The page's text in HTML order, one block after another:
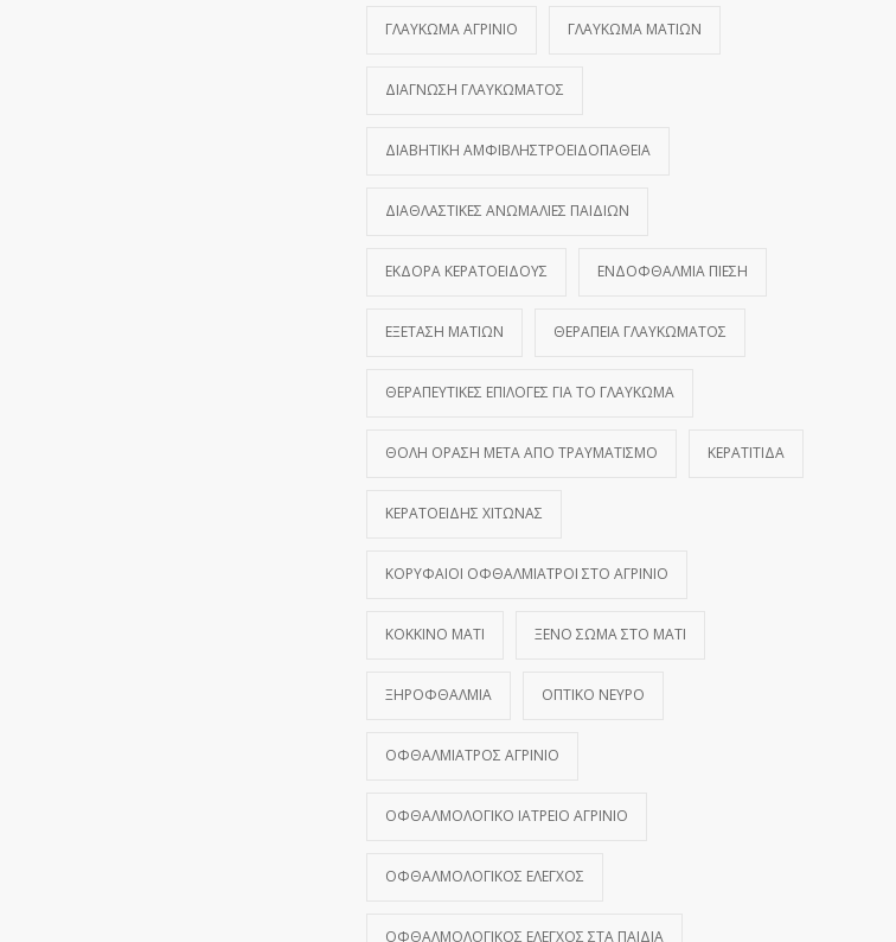
ΓΛΑΎΚΩΜΑ ΑΓΡΊΝΙΟ ΓΛΑΎΚΩΜΑ ΜΑΤΙΏΝ
ΔΙΆΓΝΩΣΗ ΓΛΑΥΚΏΜΑΤΟΣ
ΔΙΑΒΗΤΙΚΉ ΑΜΦΙΒΛΗΣΤΡΟΕΙΔΟΠΆΘΕΙΑ
ΔΙΑΘΛΑΣΤΙΚΈΣ ΑΝΩΜΑΛΊΕΣ ΠΑΙΔΙΏΝ
ΕΚΔΟΡΆ ΚΕΡΑΤΟΕΙΔΟΎΣ ΕΝΔΟΦΘΆΛΜΙΑ ΠΊΕΣΗ
ΕΞΈΤΑΣΗ ΜΑΤΙΏΝ ΘΕΡΑΠΕΊΑ ΓΛΑΥΚΏΜΑΤΟΣ
ΘΕΡΑΠΕΥΤΙΚΈΣ ΕΠΙΛΟΓΈΣ ΓΙΑ ΤΟ ΓΛΑΎΚΩΜΑ
ΘΟΛΉ ΌΡΑΣΗ ΜΕΤΆ ΑΠΌ ΤΡΑΥΜΑΤΙΣΜΌ ΚΕΡΑΤΊΤΙΔΑ
ΚΕΡΑΤΟΕΙΔΉΣ ΧΙΤΏΝΑΣ
ΚΟΡΥΦΑΊΟΙ ΟΦΘΑΛΜΊΑΤΡΟΙ ΣΤΟ ΑΓΡΊΝΙΟ
ΚΌΚΚΙΝΟ ΜΆΤΙ ΞΈΝΟ ΣΏΜΑ ΣΤΟ ΜΆΤΙ
ΞΗΡΟΦΘΑΛΜΊΑ ΟΠΤΙΚΌ ΝΕΎΡΟ
ΟΦΘΑΛΜΊΑΤΡΟΣ ΑΓΡΊΝΙΟ
ΟΦΘΑΛΜΟΛΟΓΙΚΌ ΙΑΤΡΕΊΟ ΑΓΡΊΝΙΟ
ΟΦΘΑΛΜΟΛΟΓΙΚΌΣ ΈΛΕΓΧΟΣ
ΟΦΘΑΛΜΟΛΟΓΙΚΌΣ ΈΛΕΓΧΟΣ ΣΤΑ ΠΑΙΔΙΆ